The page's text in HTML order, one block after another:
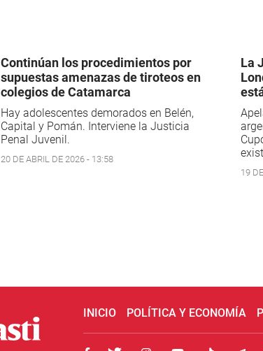
Continúan los procedimientos por
supuestas amenazas de tiroteos en
colegios de Catamarca
Hay adolescentes demorados en Belén,
Capital y Pomán. Interviene la Justicia
Penal Juvenil.
20 DE ABRIL DE 2026 - 13:58
La
19
INICIO POLÍTICA Y ECONOMÍA